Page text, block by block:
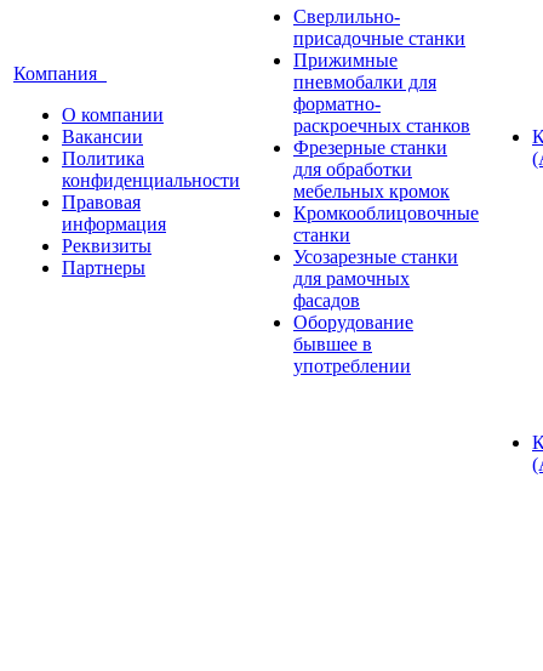
Компания
О компании
Вакансии
Политика
конфиденциальности
Правовая
информация
Реквизиты
Партнеры
Сверлильно-
присадочные станки
Прижимные
пневмобалки для
форматно-
раскроечных станков
Фрезерные станки
для обработки
мебельных кромок
Кромкооблицовочные
станки
Усозарезные станки
для рамочных
фасадов
Оборудование
бывшее в
употреблении